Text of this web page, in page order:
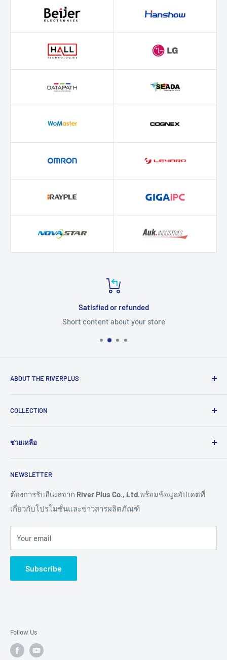
Satisfied or refunded
Short content about your store
ABOUT THE RIVERPLUS
สินค้าและบริการเทคโนโลยีแบบครบวงจร จากทั่วโลกตั้งแต่ปี
และอุตสาหกรรม 4.0
COLLECTION
HMI
Connectivity
Remote I/O
Sensor
IoT Controller
Video Wall
Digital Signage
TV & Monitor
AMR
Accessory
ช่วยเหลือ
ขอราคางานโครงการ
การสั่งซื้อสินค้า
การชำระเงิน
การจัดส่งสินค้า
การขอใบเสนอราคา
การรับประกันสินค้า
การคืนสินค้า และการคืนเงิน
NEWSLETTER
ต้องการรับอีเมลจาก River Plus Co., Ltd.พร้อมข้อมูลอัปเดตที่
เกี่ยวกับโปรโมชั่นและข่าวสารผลิตภัณฑ์
Your email
Subscribe
Follow Us